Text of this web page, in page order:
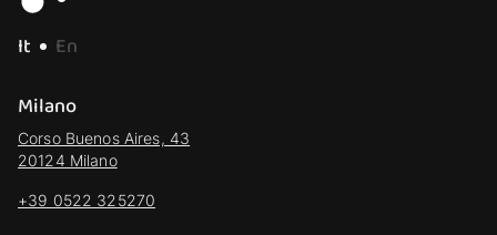
It
En
Milano
Corso Buenos Aires, 43
20124 Milano
+39 0522 325270